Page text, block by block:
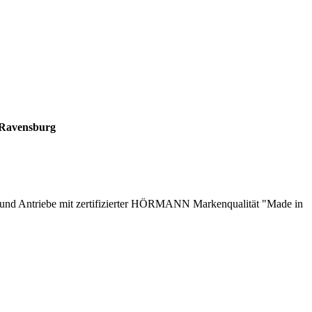
Antriebe mit zertifizierter HÖRMANN Markenqualität "Made in